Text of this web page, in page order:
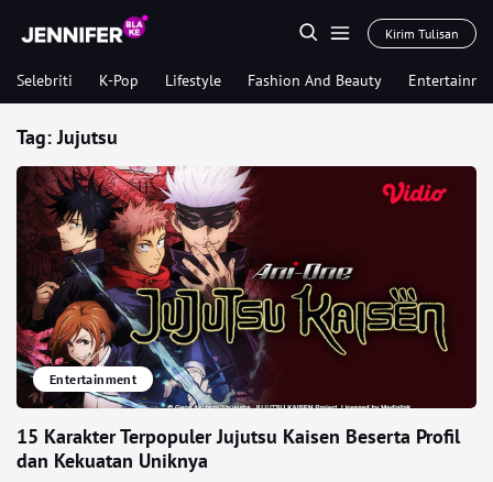
Kirim Tulisan
Selebriti K-Pop Lifestyle Fashion And Beauty
Tag:Jujutsu
Entertainment
15 Karakter Terpopuler Jujutsu Kaisen Beserta Profil
dan Kekuatan Uniknya